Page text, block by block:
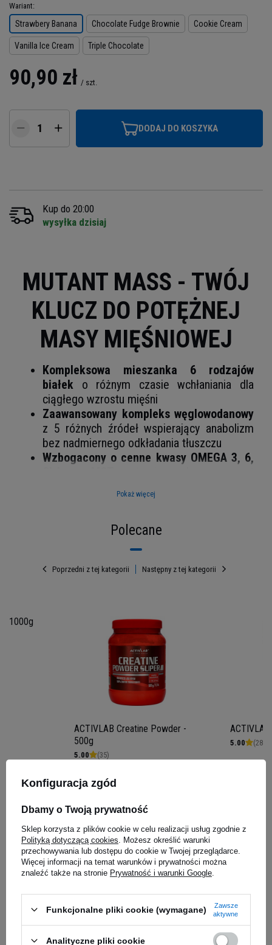
Wariant
Strawbery Banana Chocolate Fudge Brownie Cookie Cream
Vanilla Ice Cream Triple Chocolate
90,90 zł / szt.
DODAJ DO KOSZYKA
Kup do 20:00
wysyłka dzisiaj
MUTANT MASS - TWÓJ
KLUCZ DO POTĘŻNEJ
MASY MIĘŚNIOWEJ
Kompleksowa mieszanka 6 rodzajów
białek o różnym czasie wchłaniania dla
ciągłego wzrostu mięśni
Zaawansowany kompleks węglowodanowy
z 5 różnych źródeł wspierający anabolizm
bez nadmiernego odkładania tłuszczu
Wzbogacony o cenne kwasy OMEGA 3, 6,
Pełen profil aminokwasów
550 kcal w porcji- optymalna dawka dla
mięśniowej
ZATRZYMAJ SPADEK WAGI I
ZACZNIJ BUDOWAĆ
IMPONUJĄCĄ MASĘ
Trenujesz do granic możliwości, a Twoja waga
nadal spada? Marzysz o potężnej, muskularnej
Pokaż więcej
Polecane
Poprzedni z tej kategorii
- 1000g
ACTIVLAB Creatine Powder -
500g
5.00 (35)
0,13 zł / g
5.00 (28)
Następny z tej kategorii
Zapytaj o produkt
Pytanie
Konfiguracja zgód
Dbamy o Twoją prywatność
Sklep korzysta z plików cookie w celu realizacji usług zgodnie z
Polityką dotyczącą cookies . Możesz określić warunki
przechowywania lub dostępu do cookie w Twojej przeglądarce.
Więcej informacji na temat warunków i prywatności można
znaleźć także na stronie Prywatność i warunki Google
Funkcjonalne pliki cookie (wymagane)
Zawsze
aktywne
Analityczne pliki cookie